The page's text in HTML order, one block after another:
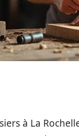
à La